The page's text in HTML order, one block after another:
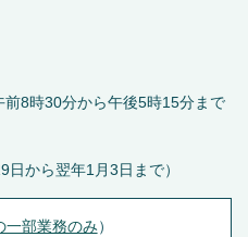
8時30分から午後5時15分まで
から翌年1月3日まで）
一部業務のみ ）